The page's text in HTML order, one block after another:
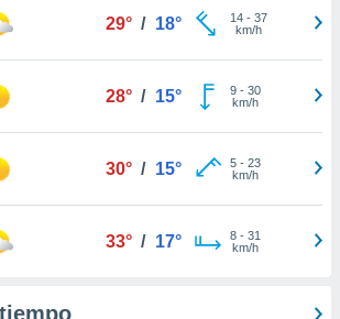
29° / 18° 14- 37
km/h
28° / 15° 9- 30
km/h
30° / 15° 5- 23
km/h
33° / 17° 8- 31
km/h